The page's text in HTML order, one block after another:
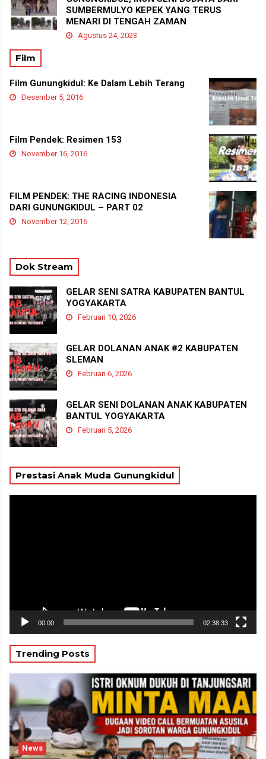
SUMBERMULYO KEPEK YANG TERUS
MENARI DI TENGAH ZAMAN
Agustus 24, 2023
Film
Film Gunungkidul: Ke Dalam Lebih Terang
Desember 5, 2016
Film Pendek: Resimen 153
November 16, 2016
FILM PENDEK: THE RACING INDONESIA
DARI GUNUNGKIDUL – PART 02
November 12, 2016
Dok Stream
GELAR SENI SATRA KABUPATEN BANTUL
YOGYAKARTA
Februari 10, 2026
GELAR DOLANAN ANAK #2 KABUPATEN
SLEMAN
Februari 6, 2026
GELAR SENI DOLANAN ANAK KABUPATEN
BANTUL YOGYAKARTA
Februari 5, 2026
Prestasi Anak Muda Gunungkidul
00:00 02:38:33
Trending Posts
News